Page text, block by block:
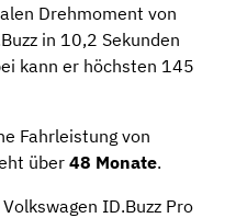
Drehmoment von
in 10,2 Sekunden
kann er höchsten 145
Fahrleistung von
über 48 Monate.
ID.Buzz Pro